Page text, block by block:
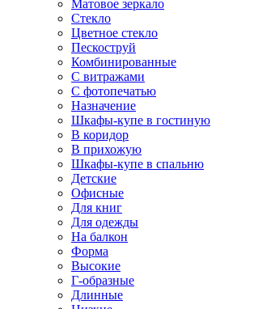
Матовое зеркало
Стекло
Цветное стекло
Пескоструй
Комбинированные
С витражами
С фотопечатью
Назначение
Шкафы-купе в гостиную
В коридор
В прихожую
Шкафы-купе в спальню
Детские
Офисные
Для книг
Для одежды
На балкон
Форма
Высокие
Г-образные
Длинные